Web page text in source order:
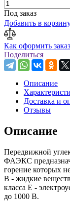
Под заказ
Добавить в
Как оформить заказ
Поделиться
Описание
Доставка и
Отзывы
Описание
Передвижной
ФАЭКС
горение которых
В - жидкие
класса Е -
до 1000 В.